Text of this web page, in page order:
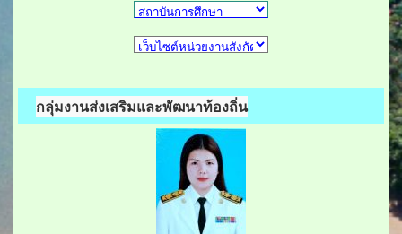
กลุ่มงานส่งเสริมและพัฒนาท้องถิ่น